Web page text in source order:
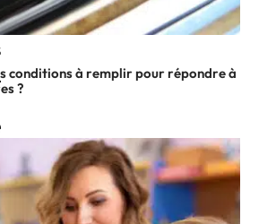
conditions à remplir pour répondre à
?